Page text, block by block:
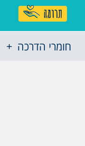
חומרי הדרכה